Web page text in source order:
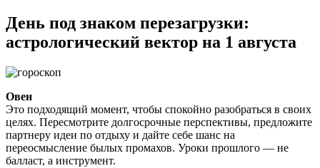
День под знаком перезагрузки:
астрологический вектор на 1 августа
Овен
Это подходящий момент, чтобы спокойно разобраться в своих
целях. Пересмотрите долгосрочные перспективы, предложите
партнеру идеи по отдыху и дайте себе шанс на
переосмысление былых промахов. Уроки прошлого — не
балласт, а инструмент.